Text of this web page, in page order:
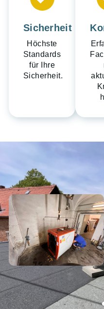
Sicherheit
Höchste
Standards
für Ihre
Sicherheit.